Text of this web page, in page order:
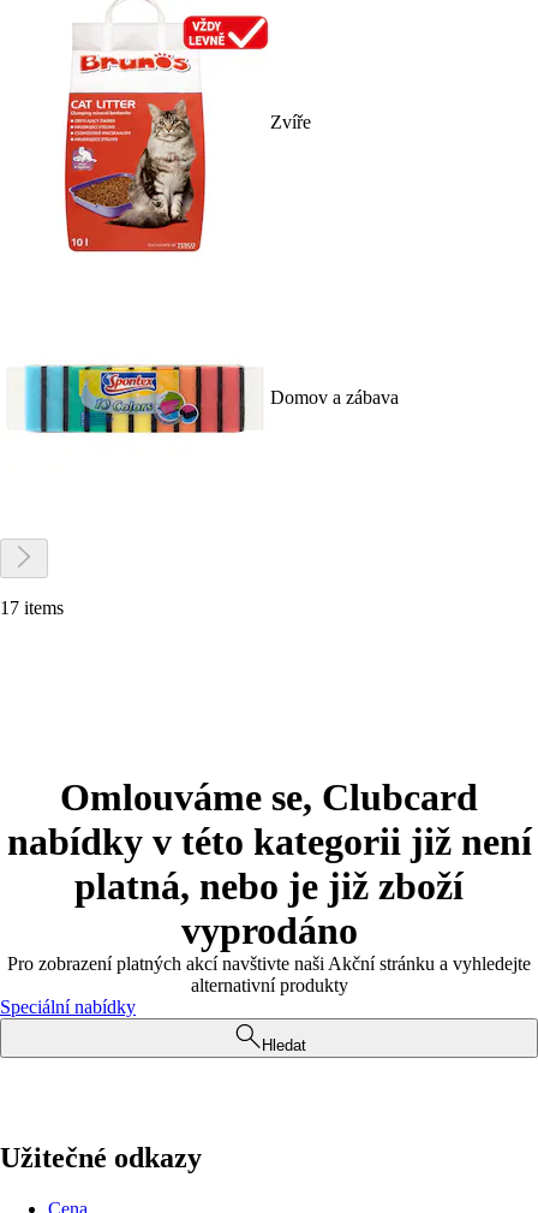
Zvíře
Domov a zábava
17 items
Omlouváme se, Clubcard
nabídky v této kategorii již není
platná, nebo je již zboží
vyprodáno
Pro zobrazení platných akcí navštivte naši Akční stránku a vyhledejte
alternativní produkty
Speciální nabídky
Hledat
Užitečné odkazy
Cena